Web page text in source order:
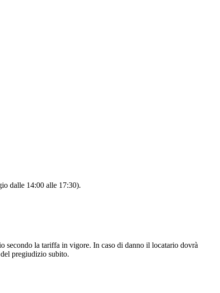
dalle 14:00 alle 17:30).
secondo la tariffa in vigore. In caso di danno il locatario dovrà
pregiudizio subito.